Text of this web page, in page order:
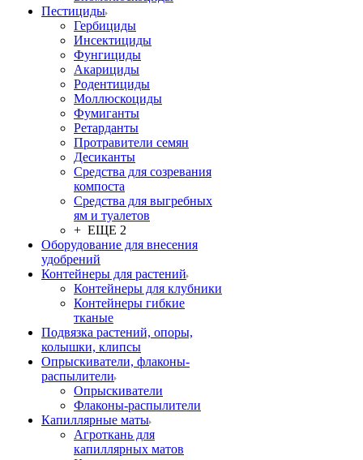
Пестициды
Гербициды
Инсектициды
Фунгициды
Акарициды
Родентициды
Моллюскоциды
Фумиганты
Ретарданты
Протравители семян
Десиканты
Средства для созревания
компоста
Средства для выгребных
ям и туалетов
+ ЕЩЕ 2
Оборудование для внесения
удобрений
Контейнеры для растений
Контейнеры для клубники
Контейнеры гибкие
тканые
Подвязка растений, опоры,
колышки, клипсы
Опрыскиватели, флаконы-
распылители
Опрыскиватели
Флаконы-распылители
Капиллярные маты
Агроткань для
капиллярных матов